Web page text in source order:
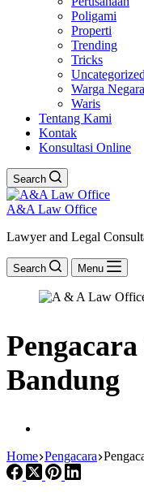
Poligami
Properti
Trending
Tricks
Uncategorized
Warga
Waris
Tentang Kami
Kontak
Konsultasi Online
Search
A&A Law Office
Lawyer and Legal
Search Menu
Bandung
Home Pengacara